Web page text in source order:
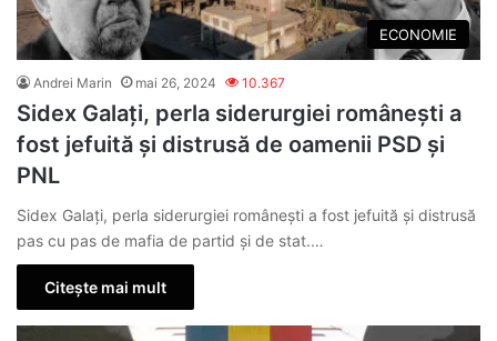
ECONOMIE
Andrei Marin mai 26, 2024 10.367
Sidex Galați, perla siderurgiei românești a
fost jefuită și distrusă de oamenii PSD și
PNL
Sidex Galați, perla siderurgiei românești a fost jefuită și distrusă
pas cu pas de mafia de partid și de stat.…
Citește mai mult